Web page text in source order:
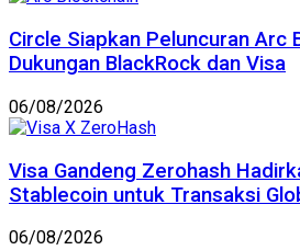
Circle Siapkan Peluncuran Arc
Dukungan BlackRock dan Visa
06/08/2026
Visa Gandeng Zerohash
Stablecoin untuk Transaksi
06/08/2026